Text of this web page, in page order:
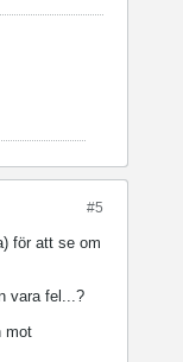
#5
för att se om
vara fel...?
mot